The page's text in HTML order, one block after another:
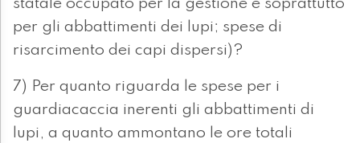
statale occupato per la gestione e soprattutto
per gli abbattimenti dei lupi; spese di
risarcimento dei capi dispersi)?
7) Per quanto riguarda le spese per i
guardiacaccia inerenti gli abbattimenti di
lupi, a quanto ammontano le ore totali